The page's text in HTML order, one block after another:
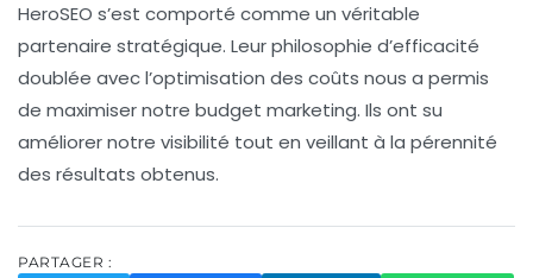
HeroSEO s’est comporté comme un véritable
partenaire stratégique. Leur philosophie d’efficacité
doublée avec l’optimisation des coûts nous a permis
de maximiser notre budget marketing. Ils ont su
améliorer notre visibilité tout en veillant à la pérennité
des résultats obtenus.
PARTAGER :